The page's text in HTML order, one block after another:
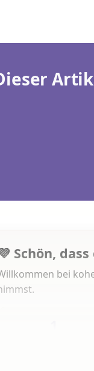
Schön,
bei